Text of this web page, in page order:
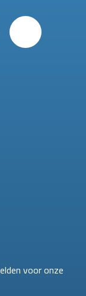
voor onze